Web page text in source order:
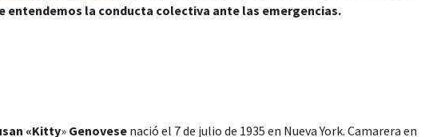
entendemos la conducta colectiva ante las emergencias.
«Kitty»Genovesenació el 7 de julio de 1935 en Nueva York. Camarera en